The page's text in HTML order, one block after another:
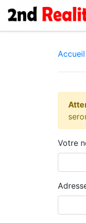
Accueil
Votre